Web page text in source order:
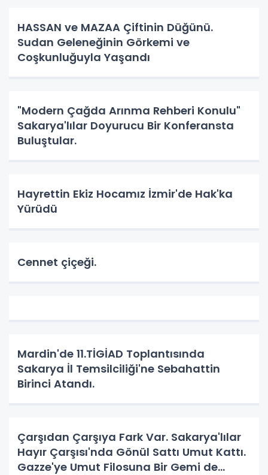
HASSAN ve MAZAA Çiftinin Düğünü.
Sudan Geleneğinin Görkemi ve
Coşkunluğuyla Yaşandı
"Modern Çağda Arınma Rehberi Konulu"
Sakarya'lılar Doyurucu Bir Konferansta
Buluştular.
Hayrettin Ekiz Hocamız İzmir'de Hak'ka
Yürüdü
Cennet çiçeği.
Mardin'de 11.TİGİAD Toplantısında
Sakarya İl Temsilciliği'ne Sebahattin
Birinci Atandı.
Çarşıdan Çarşıya Fark Var. Sakarya'lılar
Hayır Çarşısı'nda Gönül Sattı Umut Kattı.
Gazze'ye Umut Filosuna Bir Gemi de